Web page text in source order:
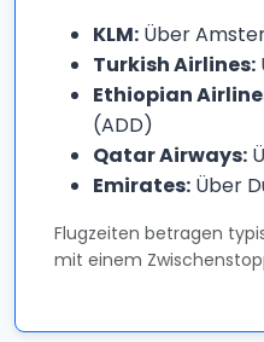
KLM: Über
Turkish Airlines:
Ethiopian
(ADD)
Qatar Airways:
Emirates: Über
Flugzeiten betragen
mit einem